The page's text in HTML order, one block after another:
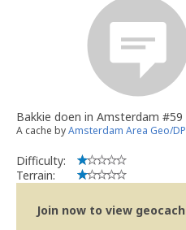
Bakkie doen in Amsterdam #59
A cache byAmsterdam Area Geo/
Difficulty:
Terrain:
Join now to view